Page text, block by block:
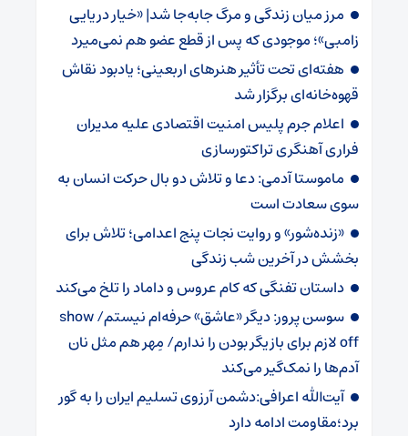
مرز میان زندگی و مرگ جابه‌جا شد| «خیار دریایی
زامبی»؛ موجودی که پس از قطع عضو هم نمی‌میرد
هفته‌ای تحت تأثیر هنرهای اربعینی؛ یادبود نقاش
قهوه‌خانه‌ای برگزار شد
اعلام جرم پلیس امنیت اقتصادی علیه مدیران
فراری آهنگری تراکتورسازی
ماموستا آدمی: دعا و تلاش دو بال حرکت انسان به
سوی سعادت است
«زنده‌شور» و روایت نجات پنج اعدامی؛ تلاش برای
بخشش در آخرین شب زندگی
داستان تفنگی که کام عروس و داماد را تلخ می‌کند
سوسن پرور: دیگر «عاشق» حرفه‌ام نیستم/ show
off لازم برای بازیگر بودن را ندارم/ مِهر هم مثل نان
آدم‌ها را نمک‌گیر می‌کند
آیت‌الله اعرافی:دشمن آرزوی تسلیم ایران را به گور
برد؛مقاومت ادامه دارد